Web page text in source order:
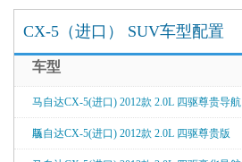
CX-5（进口） SUV车型配置
车型
马自达CX-5(进口) 2012款 2.0L 四驱尊贵导航
版
马自达CX-5(进口) 2012款 2.0L 四驱尊贵版